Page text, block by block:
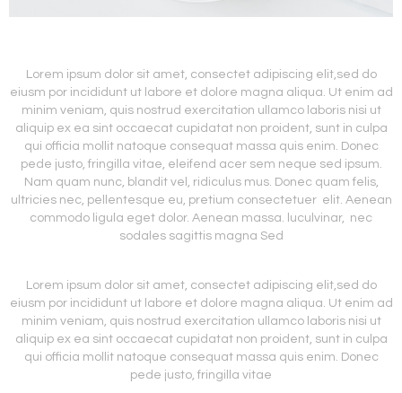
Lorem ipsum dolor sit amet, consectet adipiscing elit,sed do
eiusm por incididunt ut labore et dolore magna aliqua. Ut enim ad
minim veniam, quis nostrud exercitation ullamco laboris nisi ut
aliquip ex ea sint occaecat cupidatat non proident, sunt in culpa
qui officia mollit natoque consequat massa quis enim. Donec
pede justo, fringilla vitae, eleifend acer sem neque sed ipsum.
Nam quam nunc, blandit vel, ridiculus mus. Donec quam felis,
ultricies nec, pellentesque eu, pretium consectetuer elit. Aenean
commodo ligula eget dolor. Aenean massa. luculvinar, nec
sodales sagittis magna Sed
Lorem ipsum dolor sit amet, consectet adipiscing elit,sed do
eiusm por incididunt ut labore et dolore magna aliqua. Ut enim ad
minim veniam, quis nostrud exercitation ullamco laboris nisi ut
aliquip ex ea sint occaecat cupidatat non proident, sunt in culpa
qui officia mollit natoque consequat massa quis enim. Donec
pede justo, fringilla vitae